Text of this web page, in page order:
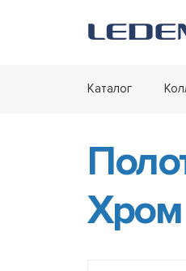
Каталог
Хром